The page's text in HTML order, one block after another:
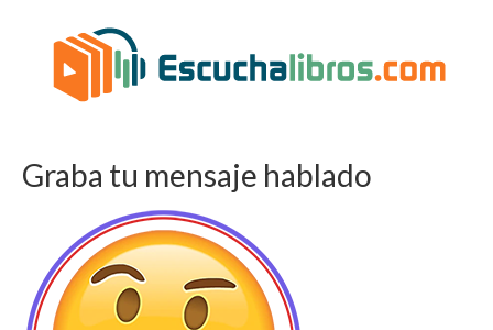
Graba tu mensaje hablado